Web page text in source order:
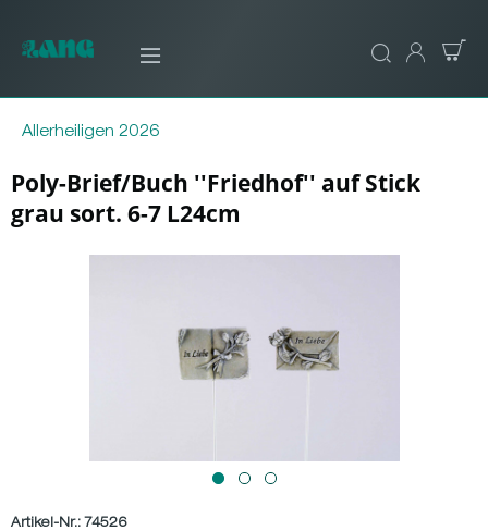
Allerheiligen 2026
Poly-Brief/Buch ''Friedhof'' auf Stick
grau sort. 6-7 L24cm
Artikel-Nr.: 74526